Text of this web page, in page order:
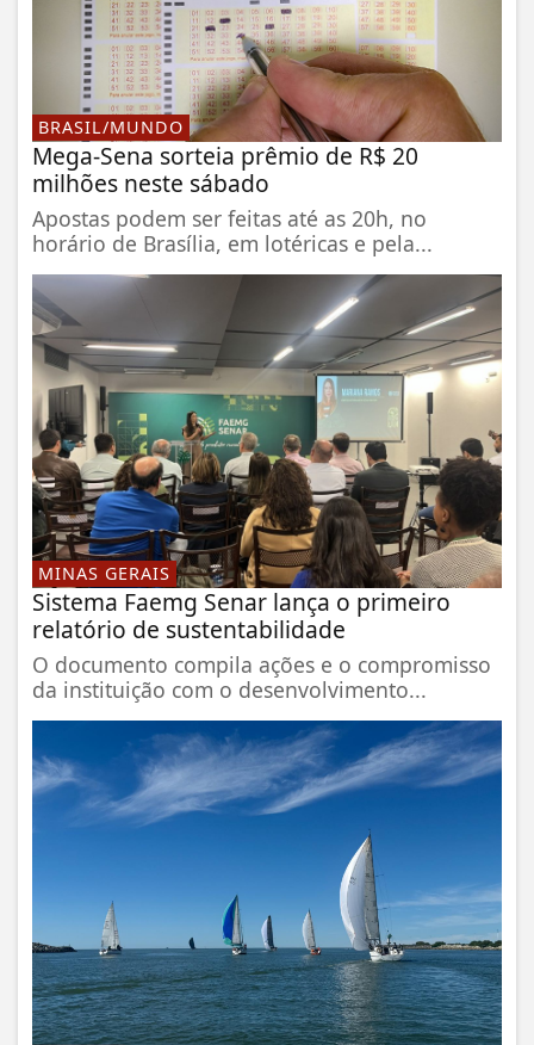
BRASIL/MUNDO
Mega-Sena sorteia prêmio de R$ 20
milhões neste sábado
Apostas podem ser feitas até as 20h, no
horário de Brasília, em lotéricas e pela...
MINAS GERAIS
Sistema Faemg Senar lança o primeiro
relatório de sustentabilidade
O documento compila ações e o compromisso
da instituição com o desenvolvimento...